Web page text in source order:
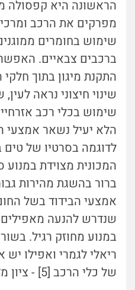
הראשונה היא קפסולה
מפרקים את הרכב
שימוש בחומרים
ברכבים צבאיים.
התקנת מיגון בתוך
שינוי חיצוני נראה
שימוש בכלי רכב
הלא יעיל נשאר
המכונית מצוידת במנוע
ברור בהשגת מהירות
אמצעי הבידוד בשל
שנדרש להנעה
במנוע מחוזק רגיל.
ריאלי לגמרי ואפילו
של כלי הרכב [5] - ציון מדעי 10/10.